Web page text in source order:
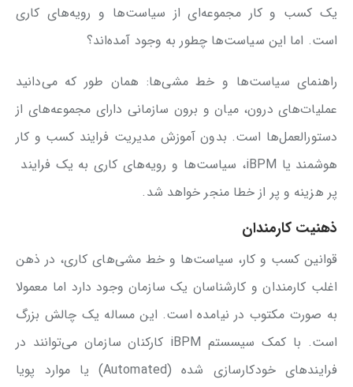
یک کسب و کار مجموعه‌ای از سیاست‌ها و رویه‌های کاری
است. اما این سیاست‌ها چطور به وجود آمده‌اند؟
راهنمای سیاست‌ها و خط مشی‌ها: همان طور که می‌دانید
عملیات‌های درون، میان و برون سازمانی دارای مجموعه‌های از
دستورالعمل‌ها است. بدون آموزش مدیریت فرایند کسب و کار
هوشمند یا iBPM، سیاست‌ها و رویه‌های کاری به یک فرایند
پر هزینه و پر از خطا منجر خواهد شد.
ذهنیت کارمندان
قوانین کسب و کار، سیاست‌ها و خط مشی‌های کاری، در ذهن
اغلب کارمندان و کارشناسان یک سازمان وجود دارد اما معمولا
به صورت مکتوب در نیامده است. این مساله یک چالش بزرگ
است. با کمک سیسستم iBPM کارکنان سازمان می‌توانند در
فرایندهای خودکارسازی شده (Automated) یا موارد پویا